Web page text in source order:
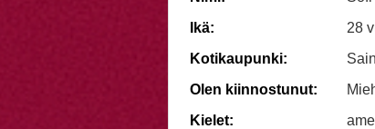
Ikä:
28
Kotikaupunki:
Olen kiinnostunut:
Kielet: